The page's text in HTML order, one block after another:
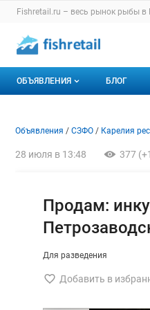
Раздел навигации
Fishretail.ru – весь рынок рыбы в
Авторизация и меню
Навигация по
ОБЪЯВЛЕНИЯ БЛОГ
Объявление:
Информация о
Навигация и
Объявления СЗФО Карелия
28 июля в 13:48 377
Продам:
Для разведения
Добавить в